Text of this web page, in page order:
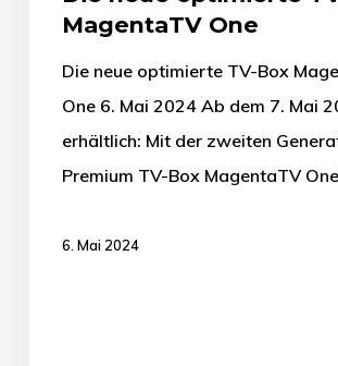
MagentaTV One
Die neue optimierte TV-Box
One 6. Mai 2024 Ab dem 7. Mai
erhältlich: Mit der zweiten
Premium TV-Box MagentaTV
6. Mai 2024